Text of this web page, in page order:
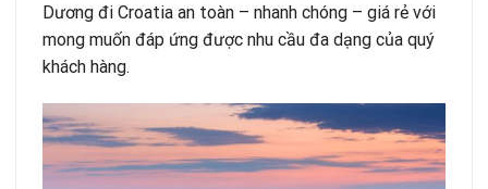
Dương đi Croatia an toàn – nhanh chóng – giá rẻ với
mong muốn đáp ứng được nhu cầu đa dạng của quý
khách hàng.